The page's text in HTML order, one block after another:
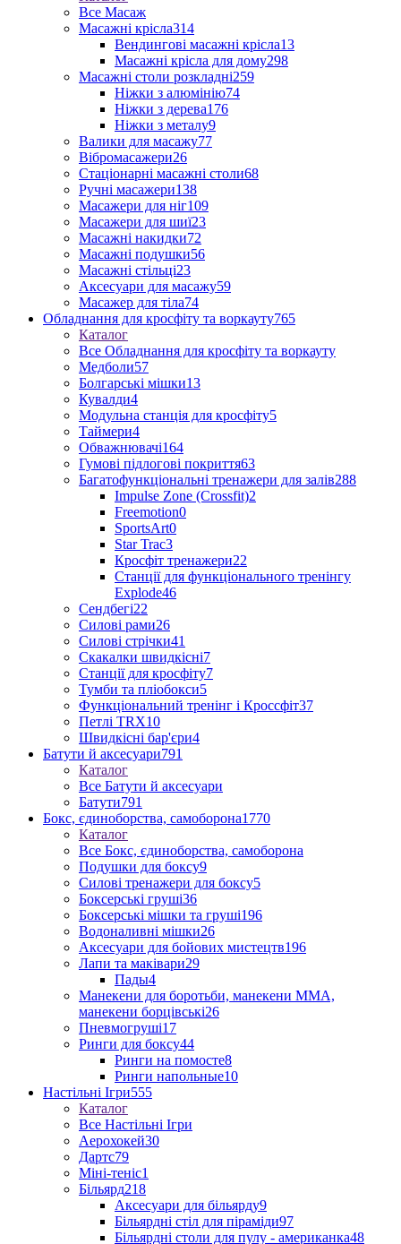
Все Масаж
Масажні крісла314
Вендингові масажні крісла13
Масажні крісла для дому298
Масажні столи розкладні259
Ніжки з алюмінію74
Ніжки з дерева176
Ніжки з металу9
Валики для масажу77
Вібромасажери26
Стаціонарні масажні столи68
Ручні масажери138
Масажери для ніг109
Масажери для шиї23
Масажні накидки72
Масажні подушки56
Масажні стільці23
Аксесуари для масажу59
Масажер для тіла74
Обладнання для кросфіту та воркауту765
Каталог
Все Обладнання для кросфіту та воркауту
Медболи57
Болгарські мішки13
Кувалди4
Модульна станція для кросфіту5
Таймери4
Обважнювачі164
Гумові підлогові покриття63
Багатофункціональні тренажери для залів288
Impulse Zone (Crossfit)2
Freemotion0
SportsArt0
Star Trac3
Кросфіт тренажери22
Станції для функціонального тренінгу
Explode46
Сендбегі22
Силові рами26
Силові стрічки41
Скакалки швидкісні7
Станції для кросфіту7
Тумби та пліобокси5
Функціональний тренінг і Кроссфіт37
Петлі TRX10
Швидкісні бар'єри4
Батути й аксесуари791
Каталог
Все Батути й аксесуари
Батути791
Бокс, єдиноборства, самоборона1770
Каталог
Все Бокс, єдиноборства, самоборона
Подушки для боксу9
Силові тренажери для боксу5
Боксерські груші36
Боксерські мішки та груші196
Водоналивні мішки26
Аксесуари для бойових мистецтв196
Лапи та маківари29
Пады4
Манекени для боротьби, манекени ММА,
манекени борцівські26
Пневмогруші17
Ринги для боксу44
Ринги на помосте8
Ринги напольные10
Настільні Ігри555
Каталог
Все Настільні Ігри
Аерохокей30
Дартс79
Міні-теніс1
Більярд218
Аксесуари для більярду9
Більярдні стіл для піраміди97
Більярдні столи для пулу - американка48